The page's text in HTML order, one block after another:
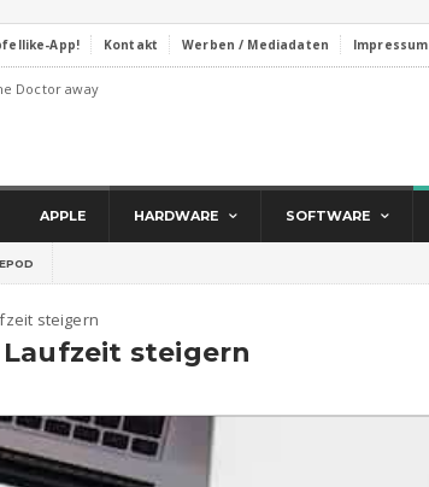
App! Kontakt Werben / Mediadaten Impressum
Doctor away
APPLE HARDWARE SOFTWARE
steigern
steigern